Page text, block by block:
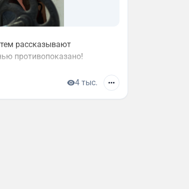
рассказывают
противопоказано!
4 тыс.